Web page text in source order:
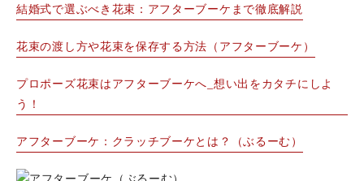
結婚式で選ぶべき花束：アフターブーケまで徹底解説
花束の渡し方や花束を保存する方法（アフターブーケ）
プロポーズ花束はアフターブーケへ_想い出をカタチにしよ
う！
アフターブーケ：クラッチブーケとは？（ぶるーむ）